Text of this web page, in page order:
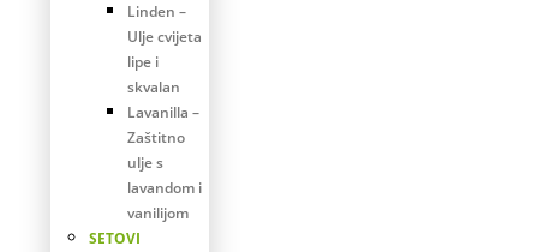
Linden –
Ulje cvijeta
lipe i
skvalan
Lavanilla –
Zaštitno
ulje s
lavandom i
vanilijom
SETOVI